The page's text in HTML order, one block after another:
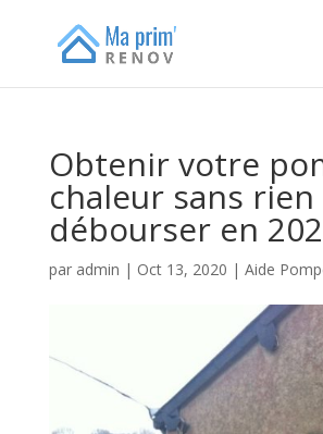
Obtenir votre
chaleur sans rien
débourser en
par admin | Oct 13, 2020 | Aide